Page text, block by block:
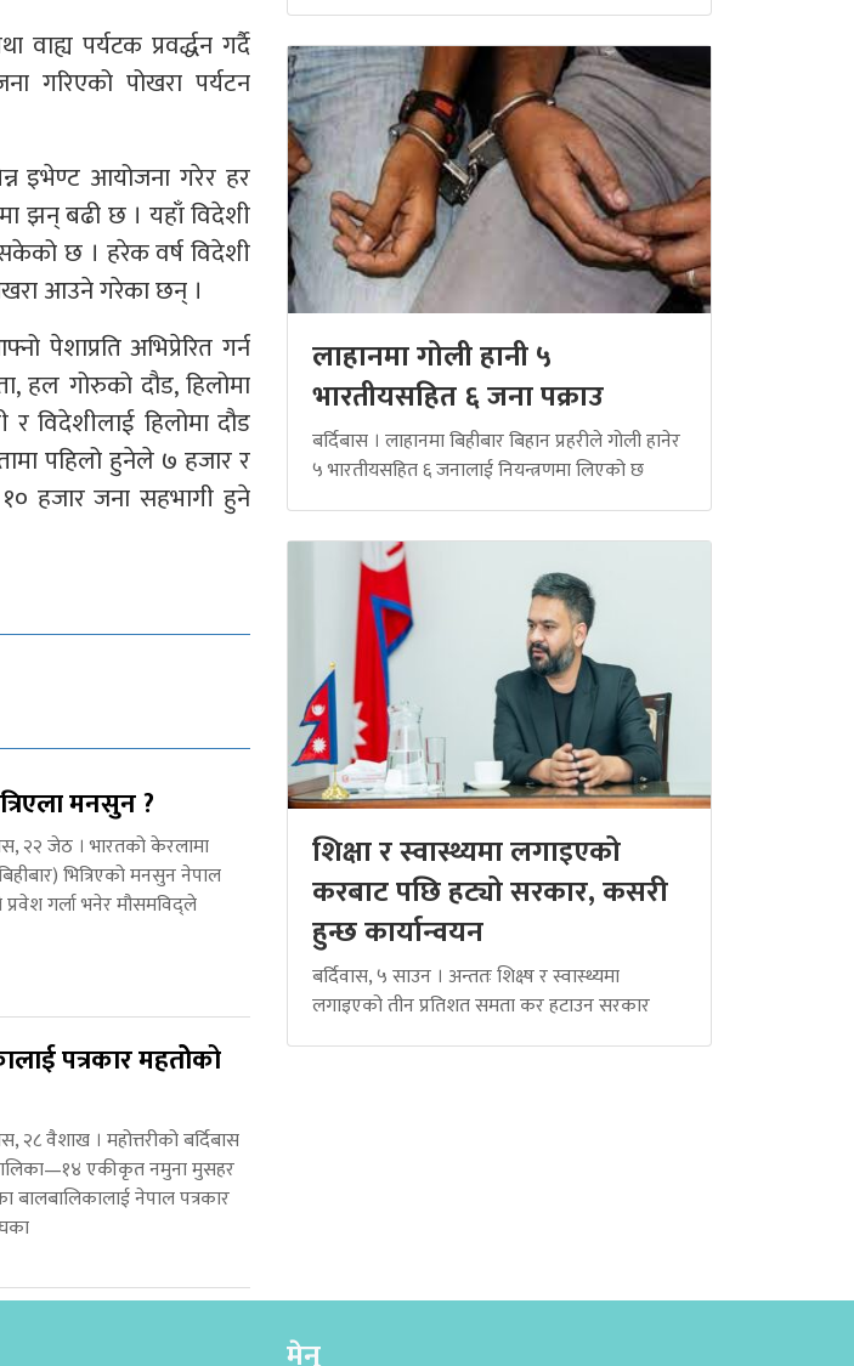
पर्यटक प्रवर्द्धन गर्दै
गरिएको पोखरा पर्यटन
इभेण्ट आयोजना गरेर हर
झन् बढी छ । यहाँ विदेशी
छ । हरेक वर्ष विदेशी
आउने गरेका छन् ।
पेशाप्रति अभिप्रेरित गर्न
हल गोरुको दौड, हिलोमा
र विदेशीलाई हिलोमा दौड
पहिलो हुनेले ७ हजार र
हजार जना सहभागी हुने
मनसुन ?
२२ जेठ । भारतको केरलामा
भित्रिएको मनसुन नेपाल
गर्ला भनेर मौसमविद्ले
पत्रकार महतोेको
२८ वैशाख । महोत्तरीको बर्दिबास
एकीकृत नमुना मुसहर
बालबालिकालाई नेपाल पत्रकार
लाहानमा गोली हानी ५
भारतीयसहित ६ जना पक्राउ
बर्दिबास । लाहानमा बिहीबार बिहान प्रहरीले गोली हानेर
५ भारतीयसहित ६ जनालाई नियन्त्रणमा लिएको छ
शिक्षा र स्वास्थ्यमा लगाइएको
करबाट पछि हट्यो सरकार, कसरी
हुन्छ कार्यान्वयन
बर्दिवास, ५ साउन । अन्ततः शिक्ष्ष र स्वास्थ्यमा
लगाइएको तीन प्रतिशत समता कर हटाउन सरकार
मेनु